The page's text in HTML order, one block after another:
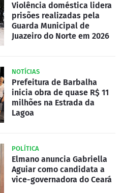
Violência doméstica lidera
prisões realizadas pela
Guarda Municipal de
Juazeiro do Norte em 2026
NOTÍCIAS
Prefeitura de Barbalha
inicia obra de quase R$ 11
milhões na Estrada da
Lagoa
POLÍTICA
Elmano anuncia Gabriella
Aguiar como candidata a
vice-governadora do Ceará